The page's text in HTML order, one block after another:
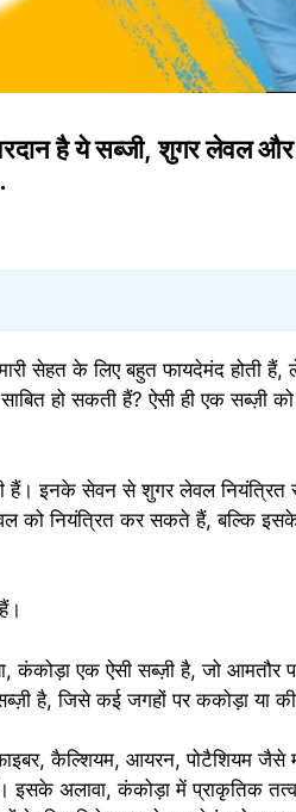
है ये सब्जी, शुगर लेवल
सेहत के लिए बहुत फायदेमंद होती
साबित हो सकती हैं? ऐसी ही एक सब्ज़ी
हैं। इनके सेवन से शुगर लेवल
को नियंत्रित कर सकते हैं, बल्कि इसके
कंकोड़ा एक ऐसी सब्ज़ी है, जो आमतौर
है, जिसे कई जगहों पर ककोड़ा या
कैल्शियम, आयरन, पोटैशियम जैसे
इसके अलावा, कंकोड़ा में प्राकृतिक